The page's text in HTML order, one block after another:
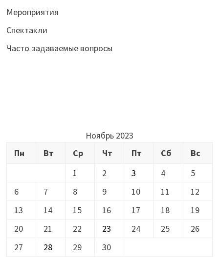
Мероприятия
Спектакли
Часто задаваемые вопросы
Ноябрь 2023
Пн
Вт Ср Чт Пт Сб
Вс
1
2 3 4
5
6
7 8 9 10 11
12
13
14 15 16 17 18
19
20
21 22 23 24 25
26
27
28 29 30